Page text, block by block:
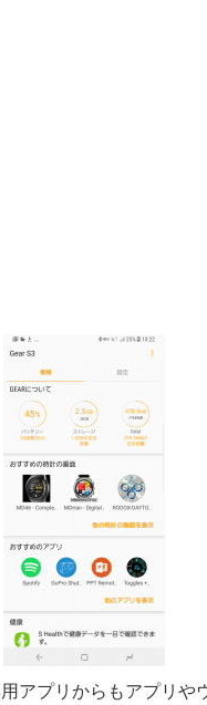
アプリからもアプリ